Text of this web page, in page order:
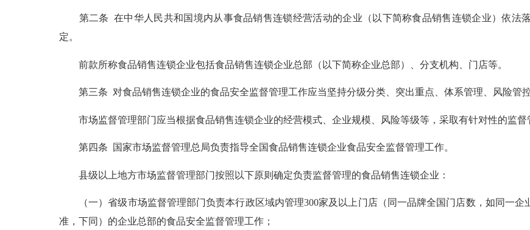
第二条 在中华人民共和国境内从事食品销售连锁经营活动的企业（以下简称食品销售连锁企业）依法
定。
前款所称食品销售连锁企业包括食品销售连锁企业总部（以下简称企业总部）、分支机构、门店等。
第三条 对食品销售连锁企业的食品安全监督管理工作应当坚持分级分类、突出重点、体系管理、风险管控
市场监督管理部门应当根据食品销售连锁企业的经营模式、企业规模、风险等级等，采取有针对性的监督
第四条 国家市场监督管理总局负责指导全国食品销售连锁企业食品安全监督管理工作。
县级以上地方市场监督管理部门按照以下原则确定负责监督管理的食品销售连锁企业：
（一）省级市场监督管理部门负责本行政区域内管理300家及以上门店（同一品牌全国门店数，如同一企
准，下同）的企业总部的食品安全监督管理工作；